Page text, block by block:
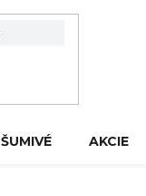
ŠUMIVÉ AKCIE